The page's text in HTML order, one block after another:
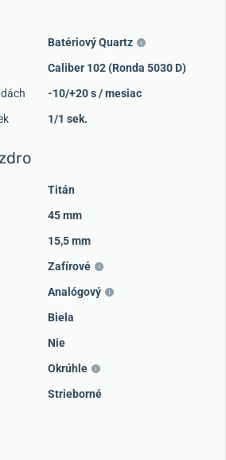
Batériový Quartz
Caliber 102 (Ronda 5030 D)
-10/+20 s / mesiac
1/1 sek.
Titán
45 mm
15,5 mm
Zafírové
Analógový
Biela
Nie
Okrúhle
Strieborné